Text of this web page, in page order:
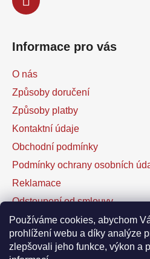
Používáme cookies, abychom
prohlížení webu a díky analýze
zlepšovali jeho funkce, výkon a
Informace pro vás
O nás
Způsoby doručení
Způsoby platby
Kontaktní údaje
Obchodní podmínky
Podmínky ochrany osobních
Reklamace
Odstoupení od smlouvy
Kontaktní formulář